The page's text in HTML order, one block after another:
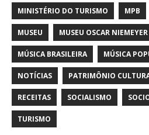
MINISTÉRIO DO TURISMO MPB
MUSEU MUSEU OSCAR NIEMEYER
MÚSICA BRASILEIRA MÚSICA
NOTÍCIAS PATRIMÔNIO
RECEITAS SOCIALISMO
TURISMO